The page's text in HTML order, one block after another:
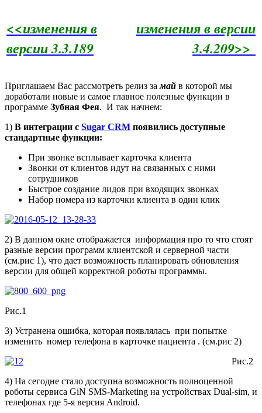
<<изменения в
версии 3.3.189
изменения в версии
3.4.209>>
Приглашаем Вас рассмотреть релиз замай в которой мы
доработали новые и самое главное полезные функции в
программе Зубная Фея. И так начнем:
1) В интеграции с Sugar CRM появились доступные
стандартные функции:
При звонке всплывает карточка клиента
Звонки от клиентов идут на связанных с ними
сотрудников
Быстрое создание лидов при входящих звонках
Набор номера из карточки клиента в один клик
2) В данном окне отображается информация про то что стоят
разные версии программ клиентской и серверной части
(см.рис 1), что дает возможность планировать обновления
версии для общей корректной роботы программы.
Рис.1
3) Устранена ошибка, которая появлялась при попытке
изменить номер телефона в карточке пациента . (см.рис 2)
Рис.2
4) На сегодне стало доступна возможность полноценной
роботы сервиса GiN SMS-Marketing на устройствах Dual-sim, и
телефонах где 5-я версия Android.